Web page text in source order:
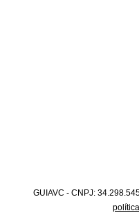
GUIAVC - CNPJ: